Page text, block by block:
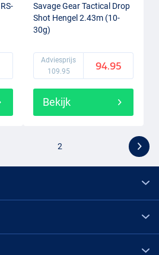
Savage Gear Tactical Drop
Shot Hengel 2.43m (10-
30g)
Adviesprijs
109.95
94.95
Bekijk
2